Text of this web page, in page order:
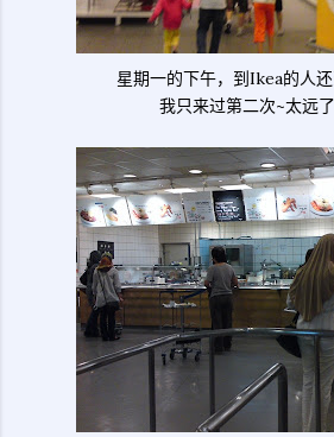
星期一的下午，到Ikea的人还
我只来过第二次~太远